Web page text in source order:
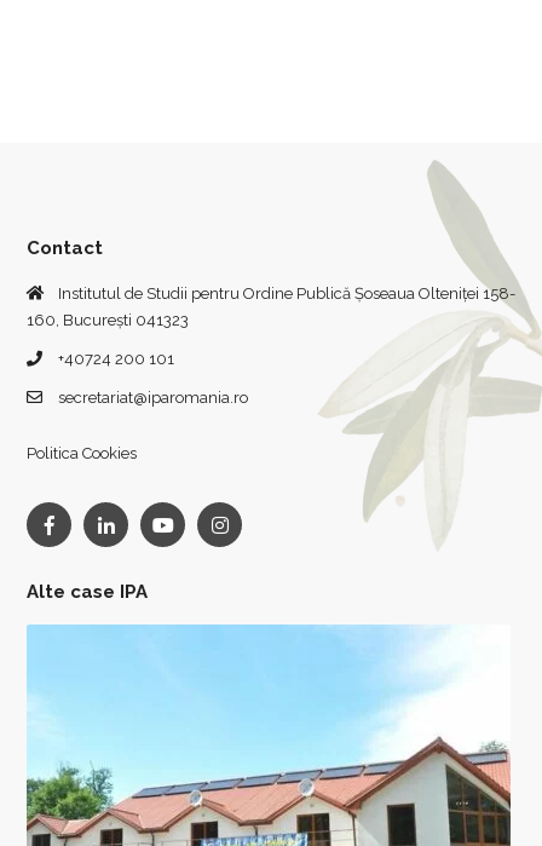
Contact
Institutul de Studii pentru Ordine Publică Șoseaua Olteniței 158-
160, București 041323
+40724 200 101
secretariat@iparomania.ro
Politica Cookies
Alte case IPA